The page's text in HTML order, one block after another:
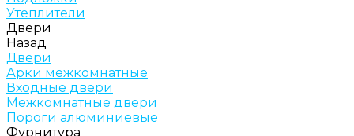
Утеплители
Двери
Назад
Двери
Арки межкомнатные
Входные двери
Межкомнатные двери
Пороги алюминиевые
Фурнитура